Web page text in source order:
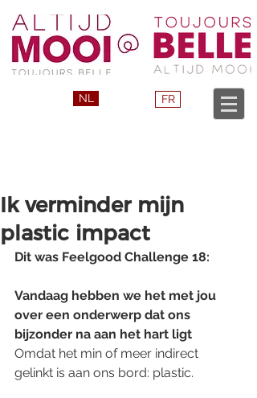
NL FR
Ik verminder mijn
plastic impact
Dit was Feelgood Challenge 18:
Vandaag hebben we het met jou
over een onderwerp dat ons
bijzonder na aan het hart ligt
Omdat het min of meer indirect
gelinkt is aan ons bord: plastic.